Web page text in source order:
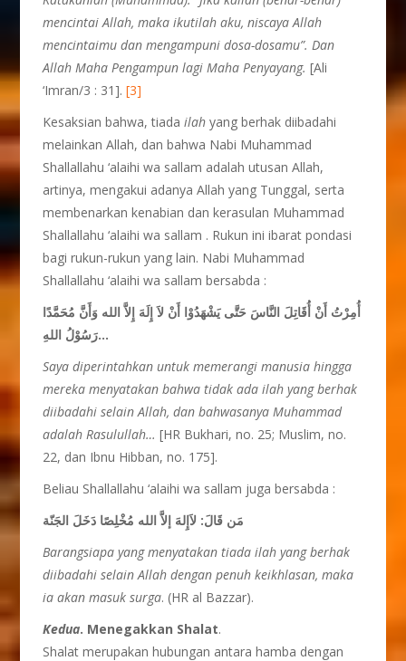
mencintai Allah, maka ikutilah aku, niscaya Allah
mencintaimu dan mengampuni dosa-dosamu”. Dan
Allah MahaPengampun lagi Maha Penyayang.[Ali
‘Imran/3 : 31].[3]
Kesaksian bahwa, tiadailah yang berhak diibadahi
melainkan Allah, dan bahwa Nabi Muhammad
Shallallahu ‘alaihi wa sallam adalah utusan Allah,
artinya, mengakui adanya Allah yang Tunggal, serta
membenarkan kenabian dan kerasulan Muhammad
Shallallahu ‘alaihi wa sallam . Rukun ini ibarat pondasi
bagi rukun-rukun yang lain. Nabi Muhammad
Shallallahu ‘alaihi wa sallam bersabda :
أُمِرْتُ أَنْ أُقَاتِلَ النَّاسَ حَتَّى يَشْهَدُوْا أَنْ لاَ إِلَهَ إِلاَّ الله وَأَنَّ مُحَمَّدًا
رَسُوْلُ اللهِ…
Saya diperintahkan untuk memerangi manusia hingga
mereka menyatakan bahwa tidak ada ilah yang berhak
diibadahi selain Allah, dan bahwasanya Muhammad
adalah Rasulullah… [HR Bukhari, no. 25; Muslim, no.
22, dan Ibnu Hibban, no. 175].
Beliau Shallallahu ‘alaihi wa sallam juga bersabda :
مَن قَالَ: لاَإِلهَ إلاَّ الله مُخْلِصًا دَخَلَ الجَنّة
Barangsiapa yang menyatakan tiada ilah yang berhak
diibadahi selain Allah dengan penuh keikhlasan, maka
ia akan masuk surga. (HR al Bazzar).
Kedua. Menegakkan Shalat.
Shalat merupakan hubungan antara hamba dengan